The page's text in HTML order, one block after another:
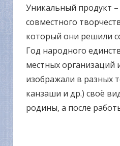
Уникальный продукт –
совместного
который они решили
Год народного
местных организаций
изображали в разных
канзаши и др.) своё
родины, а после